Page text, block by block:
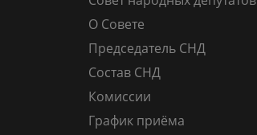
О Совете
Председатель СНД
Состав СНД
Комиссии
График приёма